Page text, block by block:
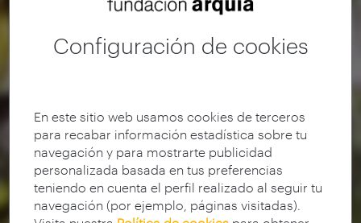
Configuración de cookies
En este sitio web usamos cookies de terceros
para recabar información estadística sobre tu
navegación y para mostrarte publicidad
personalizada basada en tus preferencias
teniendo en cuenta el perfil realizado al seguir tu
navegación (por ejemplo, páginas visitadas).